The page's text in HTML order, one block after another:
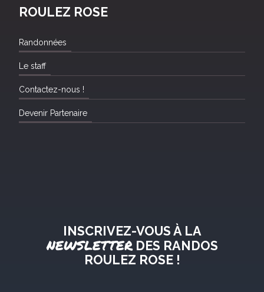
ROULEZ ROSE
Randonnées
Le staff
Contactez-nous !
Devenir Partenaire
INSCRIVEZ-VOUS À LA
NEWSLETTERDES RANDOS
ROULEZ ROSE !